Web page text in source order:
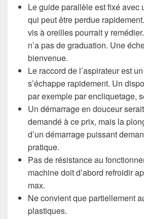
Le guide parallèle est fixé avec
qui peut être perdue
vis à oreilles pourrait y
n’a pas de graduation. Une
bienvenue.
Le raccord de l’aspirateur est
s’échappe rapidement. Un
par exemple par encliquetage,
Un démarrage en douceur
demandé à ce prix, mais la
d’un démarrage puissant
pratique.
Pas de résistance au
machine doit d’abord refroidir
max.
Ne convient que partiellement
plastiques.